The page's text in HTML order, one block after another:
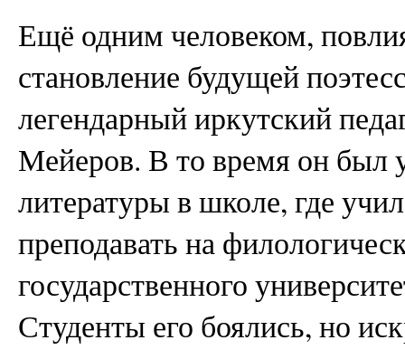
Ещё одним человеком,
становление будущей
легендарный иркутский
Мейеров. В то время он был
литературы в школе, где
преподавать на
государственного
Студенты его боялись, но